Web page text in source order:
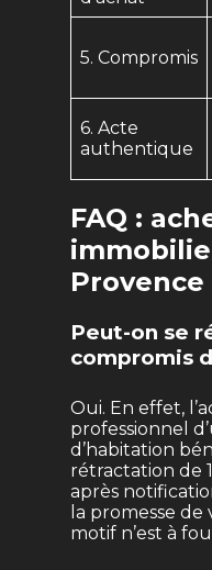
5. Compromis
6. Acte
authentique
FAQ :
Provence
Peut-on se
compromis
Oui. En effet,
professionnel
d’habitation
rétractation de
après
la promesse
motif n’est à